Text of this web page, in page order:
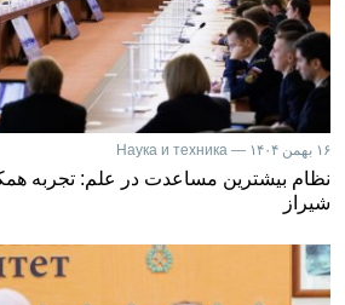
۱۶ بهمن ۱۴۰۴ — Наука и техника
نظام بیشترین مساعدت در علم: تجربه
شیراز